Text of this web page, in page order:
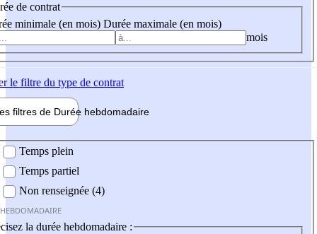
de contrat
minimale (en mois) Durée maximale (en mois)
mois
le filtre du type de contrat
filtres de Durée hebdomadaire
Temps plein
Temps partiel
Non renseignée (4)
la durée hebdomadaire :